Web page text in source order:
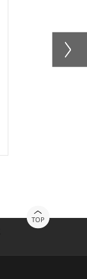
TOP